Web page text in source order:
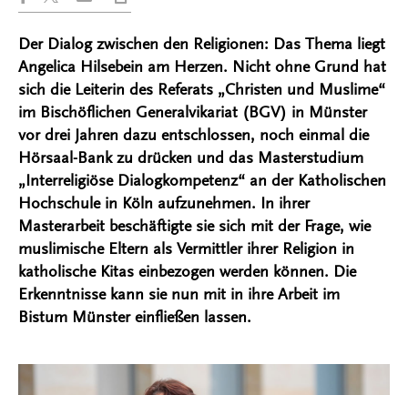
Der Dialog zwischen den Religionen: Das Thema liegt
Angelica Hilsebein am Herzen. Nicht ohne Grund hat
sich die Leiterin des Referats „Christen und Muslime“
im Bischöflichen Generalvikariat (BGV) in Münster
vor drei Jahren dazu entschlossen, noch einmal die
Hörsaal-Bank zu drücken und das Masterstudium
„Interreligiöse Dialogkompetenz“ an der Katholischen
Hochschule in Köln aufzunehmen. In ihrer
Masterarbeit beschäftigte sie sich mit der Frage, wie
muslimische Eltern als Vermittler ihrer Religion in
katholische Kitas einbezogen werden können. Die
Erkenntnisse kann sie nun mit in ihre Arbeit im
Bistum Münster einfließen lassen.